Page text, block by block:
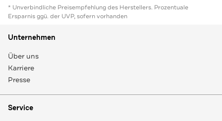
* Unverbindliche Preisempfehlung des Herstellers. Prozentuale
Ersparnis ggü. der UVP, sofern vorhanden
Unternehmen
Über uns
Karriere
Presse
Service